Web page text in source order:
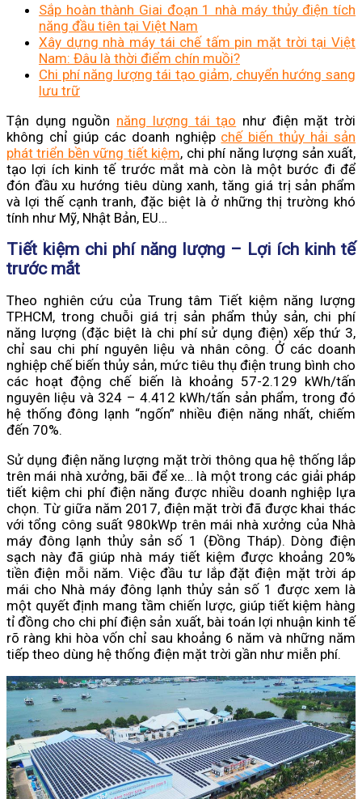
Sắp hoàn thành Giai đoạn 1 nhà máy thủy điện tích
năng đầu tiên tại Việt Nam
Xây dựng nhà máy tái chế tấm pin mặt trời tại Việt
Nam: Đâu là thời điểm chín muồi?
Chi phí năng lượng tái tạo giảm, chuyển hướng sang
lưu trữ
Tận dụng nguồn năng lượng tái tạo như điện mặt trời
không chỉ giúp các doanh nghiệp chế biến thủy hải sản
phát triển bền vững tiết kiệm, chi phí năng lượng sản xuất,
tạo lợi ích kinh tế trước mắt mà còn là một bước đi để
đón đầu xu hướng tiêu dùng xanh, tăng giá trị sản phẩm
và lợi thế cạnh tranh, đặc biệt là ở những thị trường khó
tính như Mỹ, Nhật Bản, EU…
Tiết kiệm chi phí năng lượng – Lợi ích kinh tế
trước mắt
Theo nghiên cứu của Trung tâm Tiết kiệm năng lượng
TP.HCM, trong chuỗi giá trị sản phẩm thủy sản, chi phí
năng lượng (đặc biệt là chi phí sử dụng điện) xếp thứ 3,
chỉ sau chi phí nguyên liệu và nhân công. Ở các doanh
nghiệp chế biến thủy sản, mức tiêu thụ điện trung bình cho
các hoạt động chế biến là khoảng 57-2.129 kWh/tấn
nguyên liệu và 324 – 4.412 kWh/tấn sản phẩm, trong đó
hệ thống đông lạnh “ngốn” nhiều điện năng nhất, chiếm
đến 70%.
Sử dụng điện năng lượng mặt trời thông qua hệ thống lắp
trên mái nhà xưởng, bãi để xe… là một trong các giải pháp
tiết kiệm chi phí điện năng được nhiều doanh nghiệp lựa
chọn. Từ giữa năm 2017, điện mặt trời đã được khai thác
với tổng công suất 980kWp trên mái nhà xưởng của Nhà
máy đông lạnh thủy sản số 1 (Đồng Tháp). Dòng điện
sạch này đã giúp nhà máy tiết kiệm được khoảng 20%
tiền điện mỗi năm. Việc đầu tư lắp đặt điện mặt trời áp
mái cho Nhà máy đông lạnh thủy sản số 1 được xem là
một quyết định mang tầm chiến lược, giúp tiết kiệm hàng
tỉ đồng cho chi phí điện sản xuất, bài toán lợi nhuận kinh tế
rõ ràng khi hòa vốn chỉ sau khoảng 6 năm và những năm
tiếp theo dùng hệ thống điện mặt trời gần như miễn phí.